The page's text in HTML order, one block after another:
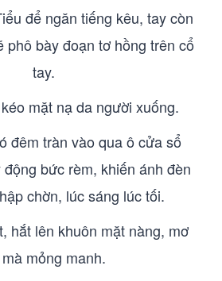
để ngăn tiếng kêu, tay còn
phô bày đoạn tơ hồng trên cổ
tay.
mặt nạ da người xuống.
đêm tràn vào qua ô cửa sổ
bức rèm, khiến ánh đèn
chờn, lúc sáng lúc tối.
hắt lên khuôn mặt nàng, mơ
mỏng manh.